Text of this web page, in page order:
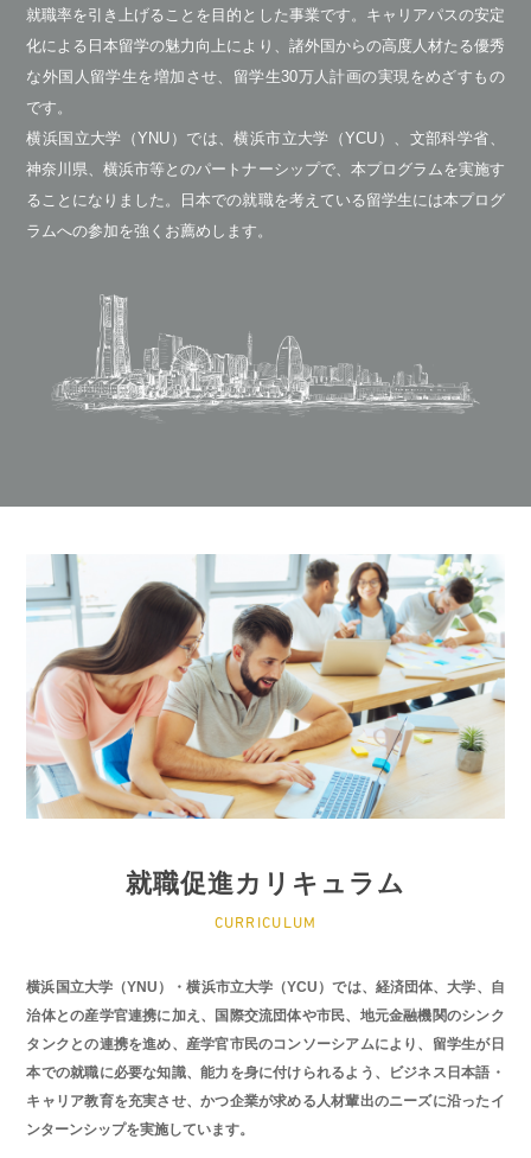
就職率を引き上げることを目的とした事業です。キャリアパスの安定
化による日本留学の魅力向上により、諸外国からの高度人材たる優秀
な外国人留学生を増加させ、留学生30万人計画の実現をめざすもの
です。
横浜国立大学（YNU）では、横浜市立大学（YCU）、文部科学省、
神奈川県、横浜市等とのパートナーシップで、本プログラムを実施す
ることになりました。日本での就職を考えている留学生には本プログ
ラムへの参加を強くお薦めします。
就職促進カリキュラム
CURRICULUM
横浜国立大学（YNU）・横浜市立大学（YCU）では、経済団体、大学、自
治体との産学官連携に加え、国際交流団体や市民、地元金融機関のシンク
タンクとの連携を進め、産学官市民のコンソーシアムにより、留学生が日
本での就職に必要な知識、能力を身に付けられるよう、ビジネス日本語・
キャリア教育を充実させ、かつ企業が求める人材輩出のニーズに沿ったイ
ンターンシップを実施しています。